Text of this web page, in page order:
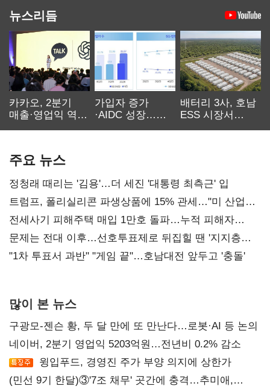
뉴스리듬
카카오, 2분기
매출·영업익 역대
가입자 증가
·AIDC 성장…
배터리 3사, 호남
ESS 시장서
주요 뉴스
정청래 때리는 '김용'…더 세진 '대통령 최측근' 입
트럼프, 폴리실리콘 파생상품에 15% 관세…"미 산업
재건"
전세사기 피해주택 매입 1만호 돌파…누적 피해자
4만278명
문제는 전대 이후…선호투표제로 뒤집힐 땐 '지지층
불복'
"1차 투표서 과반" "게임 끝"…호남대전 앞두고 '충돌'
많이 본 뉴스
구광모-젠슨 황, 두 달 만에 또 만난다…로봇·AI 등 논의
네이버, 2분기 영업익 5203억원…전년비 0.2% 감소
윙입푸드, 경영진 주가 부양 의지에 상한가
(민선 9기 한달)③'7조 채무' 곳간에 충격…추미애,